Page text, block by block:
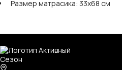
Размер матрасика: 33х68 см